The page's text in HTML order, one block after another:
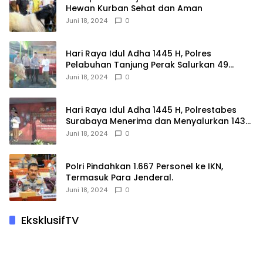
Hewan Kurban Sehat dan Aman
Juni 18, 2024 0
Hari Raya Idul Adha 1445 H, Polres
Pelabuhan Tanjung Perak Salurkan 49
Hewan Korban.
Juni 18, 2024 0
Hari Raya Idul Adha 1445 H, Polrestabes
Surabaya Menerima dan Menyalurkan 143
Hewan Kurban
Juni 18, 2024 0
Polri Pindahkan 1.667 Personel ke IKN,
Termasuk Para Jenderal.
Juni 18, 2024 0
EksklusifTV